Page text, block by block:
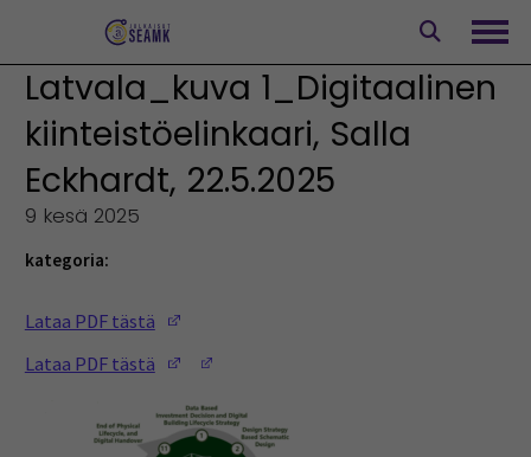
Latvala_kuva 1_Digitaalinen
kiinteistöelinkaari, Salla
Eckhardt, 22.5.2025
9 kesä 2025
kategoria:
Lataa PDF tästä
Lataa PDF tästä
(Opens in a new window)